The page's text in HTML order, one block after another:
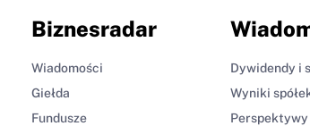
Biznesradar
Wiadomości
Giełda
Fundusze
Dywidendy i
Wyniki
Perspektywy